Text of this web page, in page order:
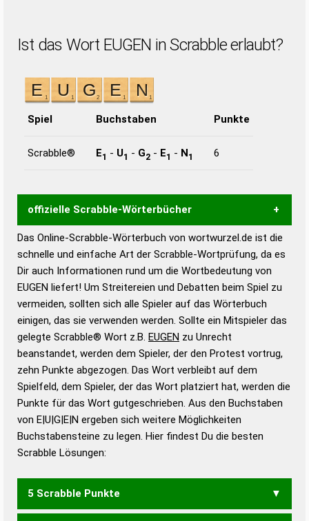
Ist das Wort EUGEN in Scrabble erlaubt?
Spiel Buchstaben Punkte
Scrabble® E1 - U1 - G2 - E1 - N1 6
offizielle Scrabble-Wörterbücher
Wortwurzel liefert mit Hilfe eines semantischen
Wortanalyse-Algorithmus gute Anhaltspunkte zu
Wortbedeutung, Worttrennung und Wortform, um die
Gültigkeit eines Wortes für das Scrabble-Spiel zu
bestimmen!
zugelassene Turnier Scrabble-
Wörterbücher sind:
Duden – Standardwerk in 12 Bänden
Duden – Richtiges und gutes
Deutsch
Duden – Die deutsche Grammatik
Duden – Deutsches
Das Online-Scrabble-Wörterbuch von wortwurzel.de ist die
schnelle und einfache Art der Scrabble-Wortprüfung, da es
Dir auch Informationen rund um die Wortbedeutung von
EUGEN liefert! Um Streitereien und Debatten beim Spiel zu
vermeiden, sollten sich alle Spieler auf das Wörterbuch
einigen, das sie verwenden werden. Sollte ein Mitspieler das
gelegte Scrabble® Wort z.B. EUGEN zu Unrecht
beanstandet, werden dem Spieler, der den Protest vortrug,
zehn Punkte abgezogen. Das Wort verbleibt auf dem
Spielfeld, dem Spieler, der das Wort platziert hat, werden die
Punkte für das Wort gutgeschrieben. Aus den Buchstaben
von E|U|G|E|N ergeben sich weitere Möglichkeiten
Buchstabensteine zu legen. Hier findest Du die besten
Scrabble Lösungen:
5 Scrabble Punkte